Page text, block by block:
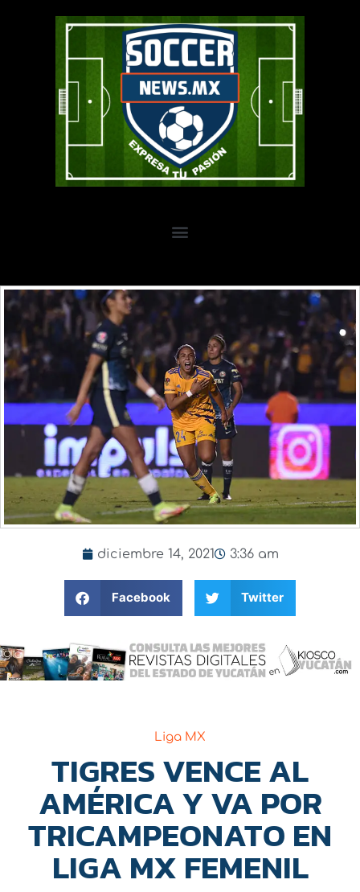
diciembre 14, 2021 3:36 am
Facebook Twitter
Liga MX
TIGRES VENCE AL
AMÉRICA Y VA POR
TRICAMPEONATO EN
LIGA MX FEMENIL